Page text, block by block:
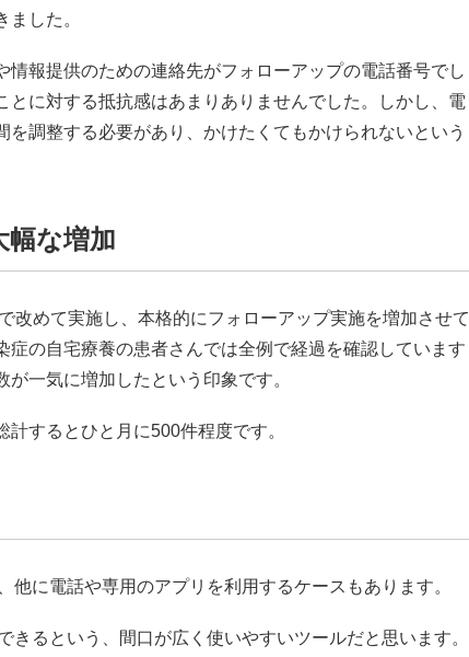
した。
報提供のための連絡先がフォローアップの電話番号でし
に対する抵抗感はあまりありませんでした。しかし、電
調整する必要があり、かけたくてもかけられないという
幅な増加
めて実施し、本格的にフォローアップ実施を増加させて
の自宅療養の患者さんでは全例で経過を確認しています
一気に増加したという印象です。
するとひと月に500件程度です。
に電話や専用のアプリを利用するケースもあります。
るという、間口が広く使いやすいツールだと思います。